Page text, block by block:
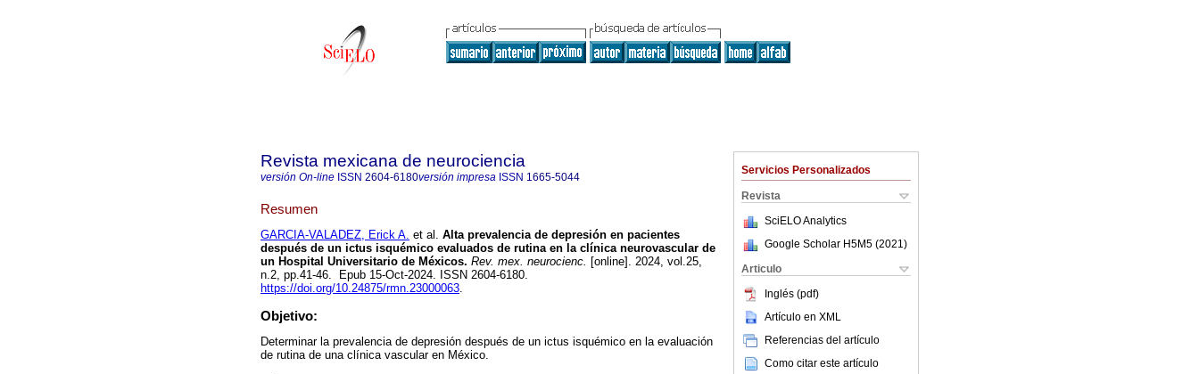
Servicios Personalizados
Revista
SciELO Analytics
Google Scholar H5M5 (2021 )
Articulo
Inglés (pdf)
Artículo en XML
Referencias del artículo
Como citar este artículo
Revista mexicana de neurociencia
versión On-line ISSN 2604-6180versión impresa ISSN 1665-5044
Resumen
GARCIA-VALADEZ, Erick A. et al. Alta prevalencia de depresión en pacientes
después de un ictus isquémico evaluados de rutina en la clínica neurovascular de
un Hospital Universitario de Méxicos. Rev. mex. neurocienc. [online]. 2024, vol.25,
n.2, pp.41-46. Epub 15-Oct-2024. ISSN 2604-6180.
https://doi.org/10.24875/rmn.23000063.
Objetivo:
Determinar la prevalencia de depresión después de un ictus isquémico en la evaluación
de rutina de una clínica vascular en México.